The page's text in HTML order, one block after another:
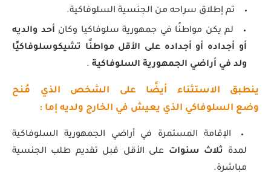
تم إطلاق سراحه من الجنسية السلوفاكية.
لم يكن مواطنًا في جمهورية سلوفاكيا وكان أحد والديه
أو أجداده أو أجداده على الأقل مواطنًا تشيكوسلوفاكيًا
ولد في أراضي الجمهورية السلوفاكية .
ينطبق الاستثناء أيضًا على الشخص الذي مُنح
وضع السلوفاكي الذي يعيش في الخارج ولديه إما :
الإقامة المستمرة في أراضي الجمهورية السلوفاكية
لمدة
ثلاث سنوات على الأقل قبل تقديم طلب الجنسية
مباشرة.